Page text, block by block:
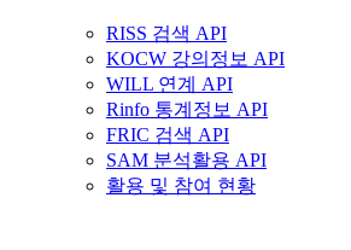
RISS 검색 API
KOCW 강의정보 API
WILL 연계 API
Rinfo 통계정보 API
FRIC 검색 API
SAM 분석활용 API
활용 및 참여 현황